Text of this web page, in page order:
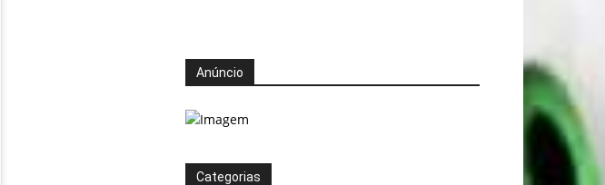
Anúncio
Categorias